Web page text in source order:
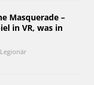
Masquerade –
in VR, was in